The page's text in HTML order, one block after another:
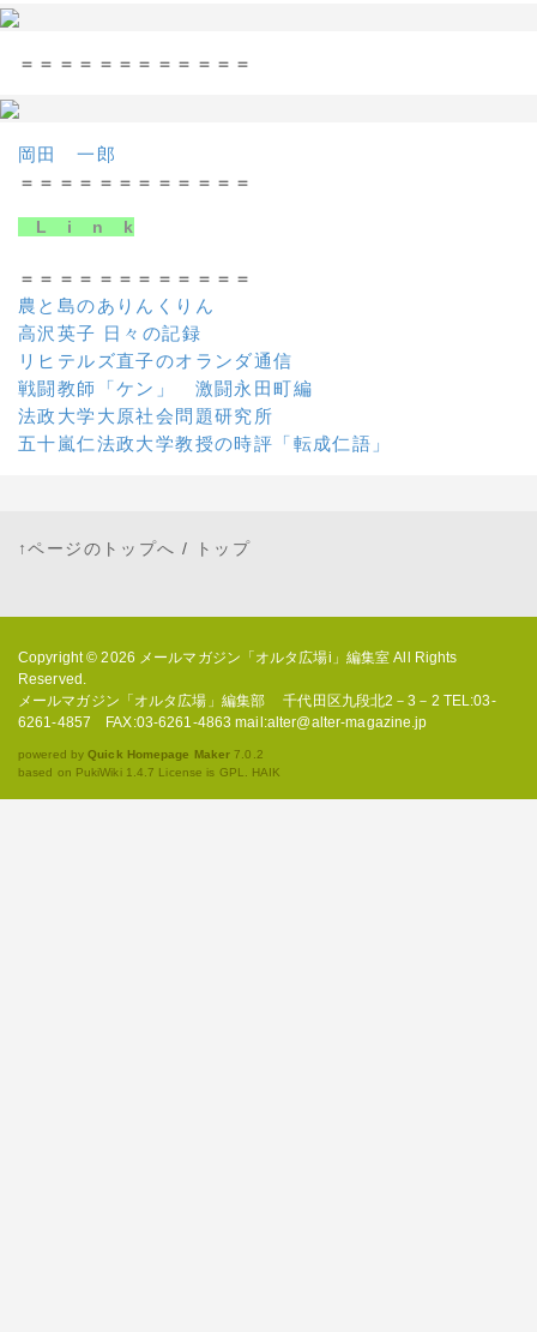
＝＝＝＝＝＝＝＝＝＝＝＝
岡田 一郎
＝＝＝＝＝＝＝＝＝＝＝＝
L i n k
＝＝＝＝＝＝＝＝＝＝＝＝
農と島のありんくりん
高沢英子 日々の記録
リヒテルズ直子のオランダ通信
戦闘教師「ケン」 激闘永田町編
法政大学大原社会問題研究所
五十嵐仁法政大学教授の時評「転成仁語」
↑ページのトップへ / トップ
Copyright © 2026 メールマガジン「オルタ広場i」編集室 All Rights
Reserved.
メールマガジン「オルタ広場」編集部 千代田区九段北2－3－2 TEL:03-
6261-4857 FAX:03-6261-4863 mail:alter@alter-magazine.jp
powered byQuick Homepage Maker 7.0.2
based on PukiWiki 1.4.7 License is GPL. HAIK